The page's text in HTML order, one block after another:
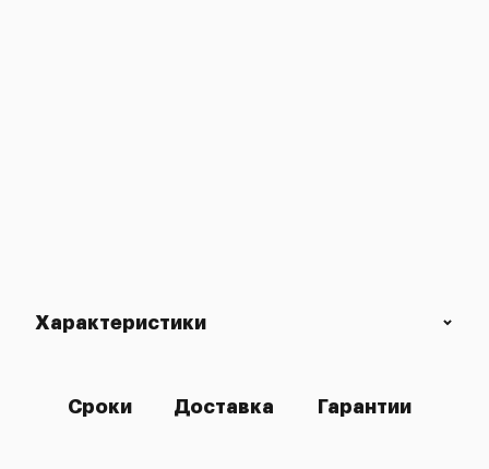
Характеристики
Гарантии
Доставка
Сроки